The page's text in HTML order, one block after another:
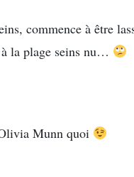
commence à être
la plage seins nu…
Munn quoi